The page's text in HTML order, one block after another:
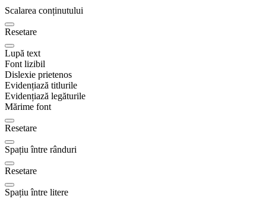
Scalarea conținutului
Resetare
Lupă text
Font lizibil
Dislexie prietenos
Evidențiază titlurile
Evidențiază legăturile
Mărime font
Resetare
Spațiu între rânduri
Resetare
Spațiu între litere